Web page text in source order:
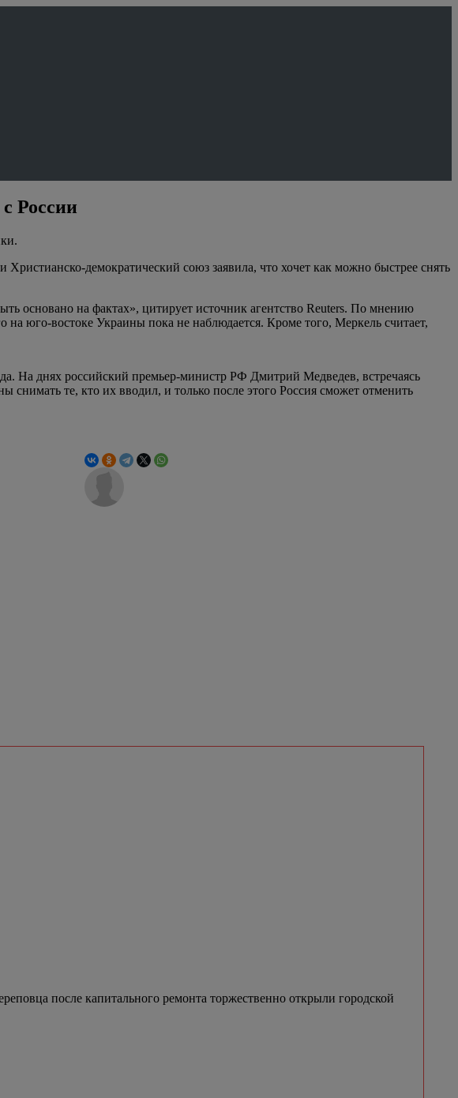
России
демократический союз заявила, что хочет как можно быстрее снять
основано на фактах», цитирует источник агентство Reuters. По мнению
юго-востоке Украины пока не наблюдается. Кроме того, Меркель считает,
На днях российский премьер-министр РФ Дмитрий Медведев, встречаясь
снимать те, кто их вводил, и только после этого Россия сможет отменить
после капитального ремонта торжественно открыли городской